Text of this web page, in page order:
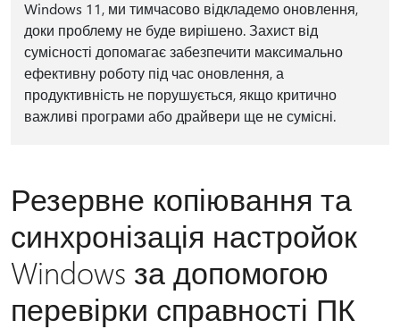
Windows 11, ми тимчасово відкладемо оновлення,
доки проблему не буде вирішено. Захист від
сумісності допомагає забезпечити максимально
ефективну роботу під час оновлення, а
продуктивність не порушується, якщо критично
важливі програми або драйвери ще не сумісні.
Резервне копіювання та
синхронізація настройок
Windows за допомогою
перевірки справності ПК